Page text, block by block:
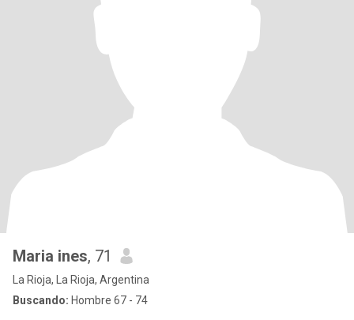
Maria ines, 71
La Rioja, La Rioja, Argentina
Buscando: Hombre 67 - 74